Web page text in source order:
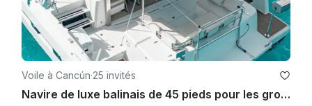
Voile à Cancún·25 invités
Navire de luxe balinais de 45 pieds pour les groupes VIP | Chef Open Bar Grill Lobster Steak